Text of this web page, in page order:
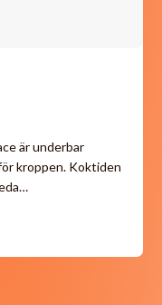
är underbar
kroppen. Koktiden